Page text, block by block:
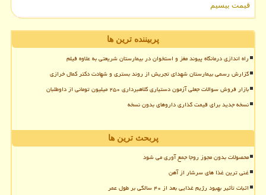
قیمت بیسیم
پربیننده ترین ها
راه اندازی درمانگاه پیوند مغز و استخوان در بیمارستان شریعتی به علاوه فیلم
گزارش رسمی بیمارستان شهدای تجریش از روند بستری و شهادت دکتر کمال خرازی
بازار فروش سوالات جعلی آزمون دستیاری کلاهبرداری ۲۵۰ میلیون تومانی از داوطلبان
نسخه جدید برای قیمت گذاری داروهای بدون نسخه
پربحث ترین ها
محصولات بدون مجوز روجا جمع آوری می شود
غنی ترین غذا های سرشار از آهن
اثبات تأثیر بهبود رژیم غذایی بعد از ۴۰ سالگی بر طول عمر